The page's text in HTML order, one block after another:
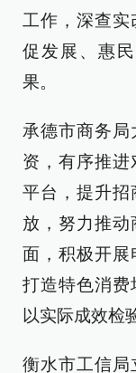
工作，深查实
促发展、惠
果。
承德市商务
资，有序推进
平台，提升招
放，努力推
面，积极开展
打造特色消费
以实际成效检
衡水市工信局